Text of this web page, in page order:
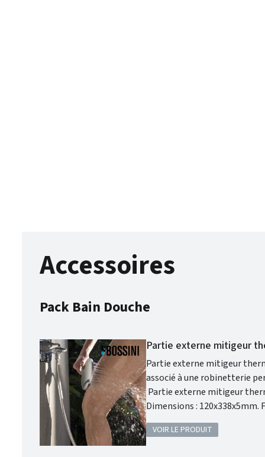
Accessoires
Pack Bain Douche
Partie externe mitigeur
Partie externe mitigeur
associé à une robinetterie
Partie externe mitigeur
Dimensions : 120x338x5mm. Finition : Chromé. Garantie 2 ans. Bossini met au coeur de ses préoccupations
la qualité et le design. Grâce
robinetterie moderne tout en
VOIR LE PRODUIT